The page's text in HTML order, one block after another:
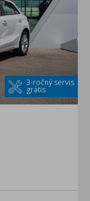
3-ročný servis
grátis